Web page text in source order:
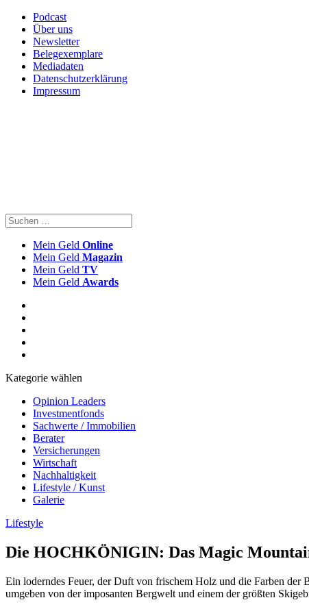
Podcast
Über uns
Newsletter
Belegexemplare
Mediadaten
Datenschutzerklärung
Impressum
Mein Geld Online
Mein Geld Magazin
Mein Geld TV
Mein Geld Awards
Kategorie wählen
Opinion Leaders
Investmentfonds
Sachwerte / Immobilien
Berater
Versicherungen
Wirtschaft
Nachhaltigkeit
Lifestyle / Kunst
Galerie
Lifestyle
Die HOCHKÖNIGIN: Das Magic
Ein loderndes Feuer, der Duft von frischem Holz und die Farben
umgeben von der imposanten Bergwelt und einem der größten